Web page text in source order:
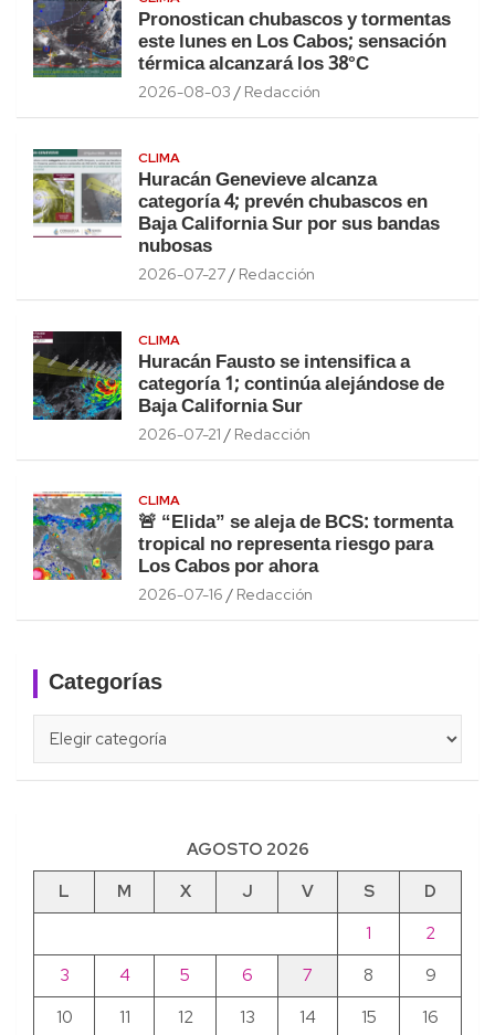
Pronostican chubascos y tormentas
este lunes en Los Cabos; sensación
térmica alcanzará los 38°C
2026-08-03 Redacción
CLIMA
Huracán Genevieve alcanza
categoría 4; prevén chubascos en
Baja California Sur por sus bandas
nubosas
2026-07-27 Redacción
CLIMA
Huracán Fausto se intensifica a
categoría 1; continúa alejándose de
Baja California Sur
2026-07-21 Redacción
CLIMA
🚨 “Elida” se aleja de BCS: tormenta
tropical no representa riesgo para
Los Cabos por ahora
2026-07-16 Redacción
Categorías
AGOSTO 2026
L
M X J V S
D
1
2
3
4 5 6 7 8
9
10
11 12 13 14 15 16